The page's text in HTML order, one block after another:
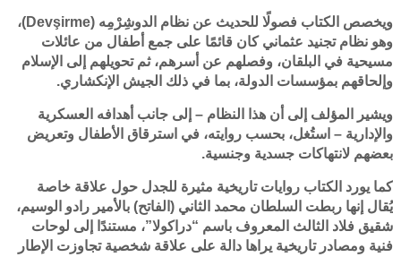
ويخصص الكتاب فصولًا للحديث عن نظام الدوشِرْمِه (Devşirme)،
وهو نظام تجنيد عثماني كان قائمًا على جمع أطفال من عائلات
مسيحية في البلقان، وفصلهم عن أسرهم، ثم تحويلهم إلى الإسلام
وإلحاقهم بمؤسسات الدولة، بما في ذلك الجيش الإنكشاري.
ويشير المؤلف إلى أن هذا النظام – إلى جانب أهدافه العسكرية
والإدارية – استُغل، بحسب روايته، في استرقاق الأطفال وتعريض
بعضهم لانتهاكات جسدية وجنسية.
كما يورد الكتاب روايات تاريخية مثيرة للجدل حول علاقة خاصة
يُقال إنها ربطت السلطان محمد الثاني (الفاتح) بالأمير رادو الوسيم،
شقيق فلاد الثالث المعروف باسم “دراكولا”، مستندًا إلى لوحات
فنية ومصادر تاريخية يراها دالة على علاقة شخصية تجاوزت الإطار